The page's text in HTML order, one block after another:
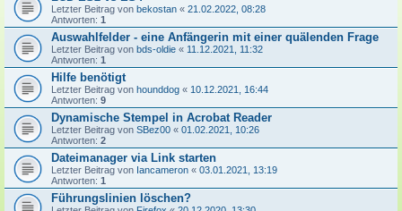
Letzter Beitrag von bekostan « 21.02.2022, 08:28
Antworten: 1
Auswahlfelder - eine Anfängerin mit einer quälenden Frage
Letzter Beitrag von bds-oldie « 11.12.2021, 11:32
Antworten: 1
Hilfe benötigt
Letzter Beitrag von hounddog « 10.12.2021, 16:44
Antworten: 9
Dynamische Stempel in Acrobat Reader
Letzter Beitrag von SBez00 « 01.02.2021, 10:26
Antworten: 2
Dateimanager via Link starten
Letzter Beitrag von Iancameron « 03.01.2021, 13:19
Antworten: 1
Führungslinien löschen?